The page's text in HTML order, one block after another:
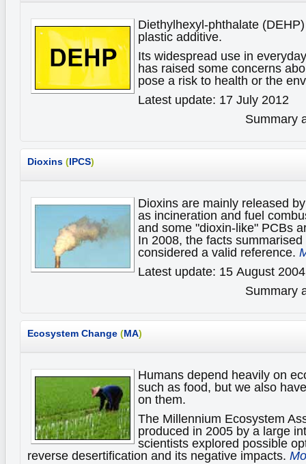
Diethylhexyl-phthalate
plastic additive.
Its widespread use in
has raised some concerns
pose a risk to health or the
Latest update: 17 July 2012
Summary
Dioxins (IPCS)
Dioxins are mainly released
as incineration and fuel
and some "dioxin-like" PCBs
In 2008, the facts
considered a valid reference.
Latest update: 15 August 2004
Summary
Ecosystem Change (MA)
Humans depend heavily on
such as food, but we also
on them.
The Millennium Ecosystem
produced in 2005 by a large
scientists explored possible
reverse desertification and its negative impacts.